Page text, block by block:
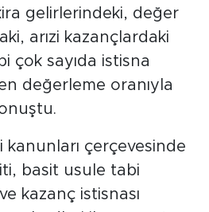
gelirlerindeki, değer
arızi kazançlardaki
çok sayıda istisna
değerleme oranıyla
çerçevesinde
basit usule tabi
kazanç istisnası